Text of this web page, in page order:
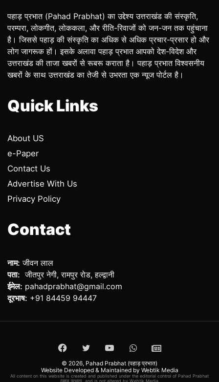
पहाड़ प्रभात (Pahad Prabhat) का उद्देश्य उत्तराखंड की संस्कृति,
परम्परा, लोकगीत, लोककला, और रीति-रिवाजों को जन-जन तक पहुंचाना
है। जिससे पहाड़ की संस्कृति का अधिक से अधिक प्रचार-प्रसार हो और
लोग जागरूक हों। इसके अलावा पहाड़ प्रभात आपको देश-विदेश और
उत्तराखंड की ताजा खबरों से रूबरू कराता है। पहाड़ प्रभात विश्वसनीय
खबरों के साथ उत्तराखंड का तेजी से उभरता एक न्यूज पोर्टल है।
Quick Links
About US
e-Paper
Contact Us
Advertise With Us
Privacy Policy
Contact
नाम: जीवन लाल
पता: जीतपुर नेगी, रामपुर रोड, हल्द्वानी
ईमेल: pahadprabhat@gmail.com
दूरभाष: +91 84459 94447
Facebook
TwitterYouTubeWhatsApp
ePaper
© 2026, Pahad Prabhat (पहाड़ प्रभात)
Website Developed & Maintained by Webtik Media
All content on this website is created and published under the editorial control of Pahad Prabhat
(पहाड़ प्रभात), and is not altered by Webtik Media.